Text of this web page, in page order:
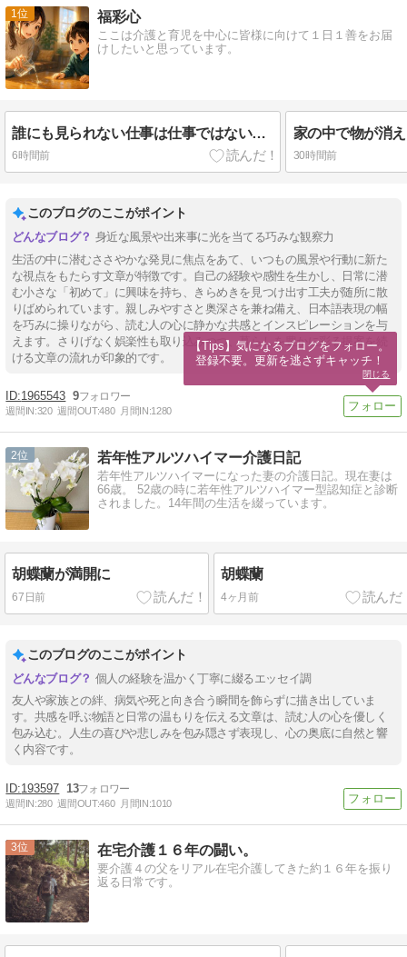
1 福彩心
ここは介護と育児を中心に皆様に向けて１日１善をお届
けしたいと思っています。
誰にも見られない仕事は仕事ではないのか？～反応のない時間にも積み上がっているもの～
6時間前 30時間前
このブログのここがポイント
身近な風景や出来事に光を当てる巧みな観察力
生活の中に潜むささやかな発見に焦点をあて、いつもの風景や行動に新た
な視点をもたらす文章が特徴です。自己の経験や感性を生かし、日常に潜
む小さな「初めて」に興味を持ち、きらめきを見つけ出す工夫が随所に散
りばめられています。親しみやすさと奥深さを兼ね備え、日本語表現の幅
を巧みに操りながら、読む人の心に静かな共感とインスピレーションを与
えます。さりげなく娯楽性も取り込みつつ、暮らしを豊かに彩る提案を続
ける文章の流れが印象的です。
1965543 9
週間IN:320 週間OUT:480 月間IN:1280
2 若年性アルツハイマー介護日記
若年性アルツハイマーになった妻の介護日記。現在妻は
66歳。 52歳の時に若年性アルツハイマー型認知症と診断
されました。14年間の生活を綴っています。
胡蝶蘭が満開に
67日前
胡蝶蘭
4ヶ月前
このブログのここがポイント
個人の経験を温かく丁寧に綴るエッセイ調
友人や家族との絆、病気や死と向き合う瞬間を飾らずに描き出していま
す。共感を呼ぶ物語と日常の温もりを伝える文章は、読む人の心を優しく
包み込む。人生の喜びや悲しみを包み隠さず表現し、心の奥底に自然と響
く内容です。
193597 13
週間IN:280 週間OUT:460 月間IN:1010
3 在宅介護１６年の闘い。
要介護４の父をリアル在宅介護してきた約１６年を振り
返る日常です。
【Tips】気になるブログをフォロー。
登録不要。更新を逃さずキャッチ！
閉じる